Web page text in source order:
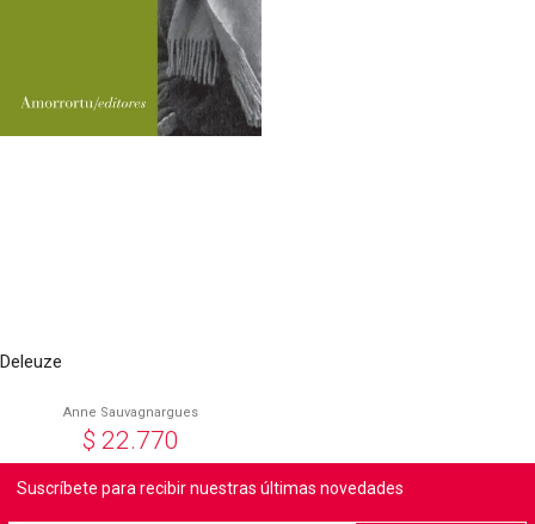
Deleuze
Anne Sauvagnargues
$ 22.770
Suscríbete para recibir nuestras últimas novedades